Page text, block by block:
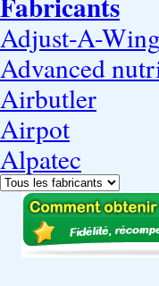
Adjust-A-
Advanced
Airbutler
Airpot
Alpatec